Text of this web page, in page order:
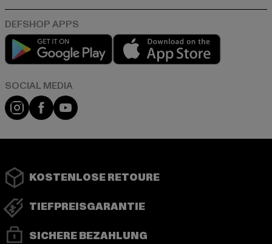
Play market
Instagram
FacebookYouTube
KOSTENLOSE RETOURE
TIEFPREISGARANTIE
SICHERE BEZAHLUNG